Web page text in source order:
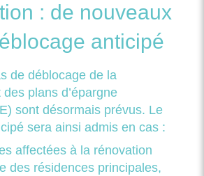
: de nouveaux
anticipé
de déblocage de la
plans d’épargne
sont désormais prévus. Le
sera ainsi admis en cas :
affectées à la rénovation
des résidences principales,